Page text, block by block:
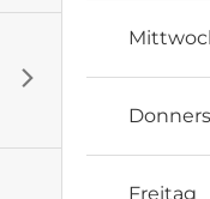
Freitag